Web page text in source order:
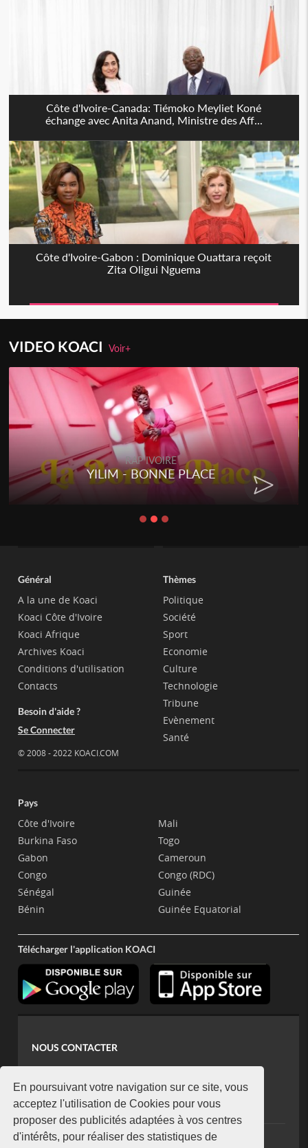
En poursuivant votre navigation sur ce site, vous
acceptez l'utilisation de Cookies pour vous
proposer des publicités adaptées à vos centres
d'intérêts, pour réaliser des statistiques de
Côte d'Ivoire-Canada: Tiémoko Meyliet Koné
échange avec Anita Anand, Ministre des Aff...
Côte d'Ivoire-Gabon : Dominique Ouattara reçoit
Zita Oligui Nguema
VIDEO KOACIVoir+
RAP IVOIRE
YILIM - BONNE PLACE
Général
A la une de Koaci
Koaci Côte d'Ivoire
Koaci Afrique
Archives Koaci
Conditions d'utilisation
Contacts
Besoin d'aide ?
Se Connecter
© 2008 - 2022 KOACI.COM
Thèmes
Politique
Société
Sport
Economie
Culture
Technologie
Tribune
Evènement
Santé
Pays
Côte d'Ivoire
Burkina Faso
Gabon
Congo
Sénégal
Bénin
Mali
Togo
Cameroun
Congo (RDC)
Guinée
Guinée Equatorial
Télécharger l'application KOACI
NOUS CONTACTER
koaci@yahoo.fr
+225 07 08 85 52 93